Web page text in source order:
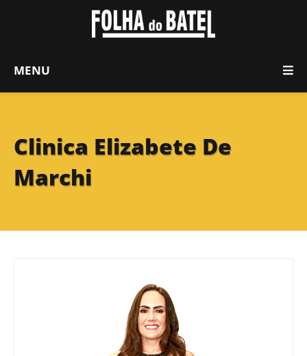
MENU
Clinica Elizabete De
Marchi